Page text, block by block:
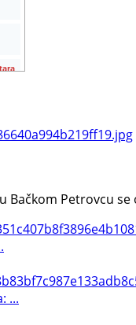
Bačkom Petrovcu
...